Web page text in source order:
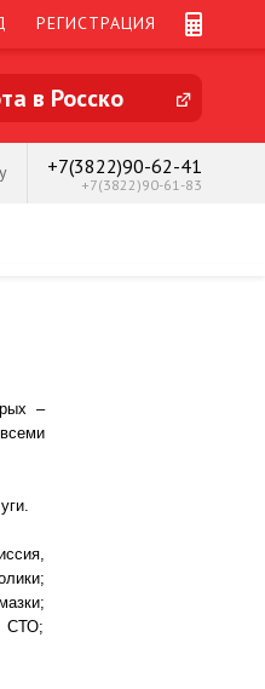
РЕГИСТРАЦИЯ
в Росско
+7(3822)90-62-41
+7(3822)90-61-83
–
СТО;